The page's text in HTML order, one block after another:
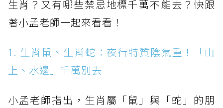
生肖？又有哪些禁忌地標千萬不能去？快跟
著小孟老師一起來看看！
1. 生肖鼠、生肖蛇：夜行特質陰氣重！「山
上、水邊」千萬別去
小孟老師指出，生肖屬「鼠」與「蛇」的朋